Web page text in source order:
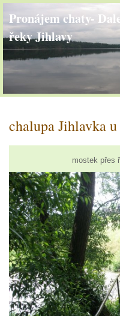
Pronájem chaty-
řeky Jihlavy
chalupa Jihlavka
mostek přes